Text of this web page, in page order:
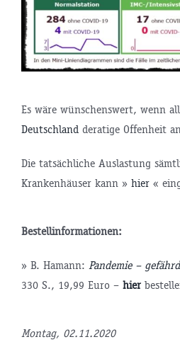
Es wäre wünschenswert, wenn
Deutschlandderatige Offenheit
Die tatsächliche Auslastung
Krankenhäuser kann »hier«
Bestellinformationen:
» B. Hamann: Pandemie –
330 S., 19,99 Euro – hier
Montag, 02.11.2020